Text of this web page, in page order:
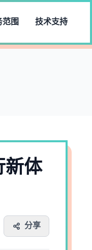
范围 技术支持
新体
分享